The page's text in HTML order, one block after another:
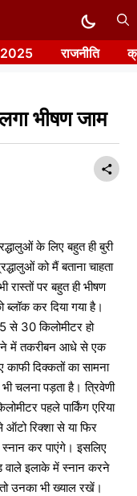
2025 राजनीति
भीषण जाम
के लिए बहुत ही बुरी
को मैं बताना चाहता
पर बहुत ही भीषण
कर दिया गया है।
से 30 किलोमीटर हो
में तकरीबन आधे से एक
दिक्कतों का सामना
चलना पड़ता है। त्रिवेणी
पहले पार्किंग एरिया
रिक्शा से या फिर
कर पाएंगे। इसलिए
वाले इलाके में स्नान करने
उनका भी ख्याल रखें।